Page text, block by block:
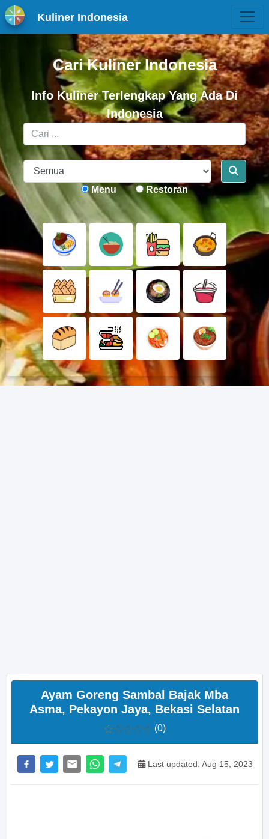
Kuliner Indonesia
Cari Kuliner Indonesia
Info Kuliner Terlengkap Yang Ada Di
Indonesia
Menu Restoran
Ayam Goreng Sambal Bajak Mba
Asma, Pekayon Jaya, Bekasi Selatan
(0)
Last updated: Aug 15, 2023